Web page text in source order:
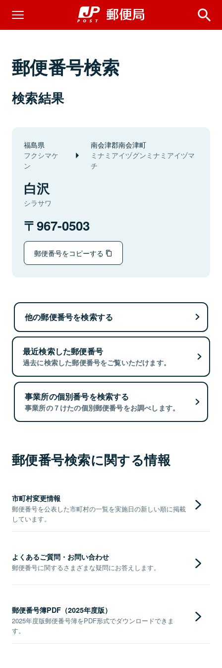
郵便番号検索
検索結果
福島県
フクシマケ
ン
南会津郡南会津町
ミナミアイヅグンミナミアイヅマ
チ
白沢
シラサワ
967-0503
郵便番号をコピーする
他の郵便番号を検索する
最近検索した郵便番号
過去に検索した郵便番号をご覧いただけます。
事業所の個別番号を検索する
事業所の７けたの個別郵便番号をお調べします。
郵便番号検索に関する情報
市町村変更情報
郵便番号を公表した市町村の一覧を実施日の新しい順に掲載
しています。
よくあるご質問・お問い合わせ
郵便番号に関するさまざまな疑問にお答えします。
郵便番号簿PDF（2025年度版）
2025年度版郵便番号簿をPDF形式でダウンロードできま
す。